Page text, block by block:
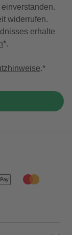
widerrufen.
erhalte
*.
.